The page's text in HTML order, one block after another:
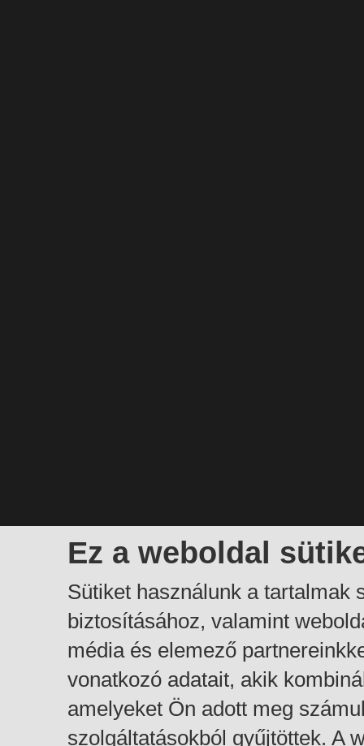
Ez a weboldal
Sütiket használunk a tartalmak
biztosításához, valamint
média és elemező
vonatkozó adatait, akik
amelyeket Ön adott meg
szolgáltatásokból gyűjtöttek. A